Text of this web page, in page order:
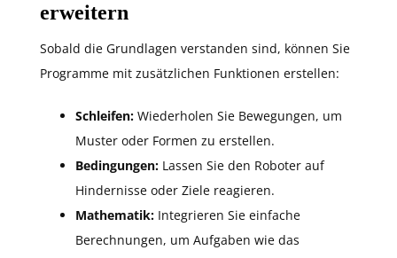
erweitern
Sobald die Grundlagen verstanden sind, können Sie
Programme mit zusätzlichen Funktionen erstellen:
Schleifen: Wiederholen Sie Bewegungen, um
Muster oder Formen zu erstellen.
Bedingungen: Lassen Sie den Roboter auf
Hindernisse oder Ziele reagieren.
Mathematik: Integrieren Sie einfache
Berechnungen, um Aufgaben wie das